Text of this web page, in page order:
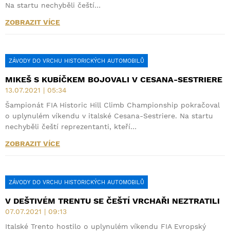
Na startu nechyběli čeští…
ZOBRAZIT VÍCE
ZÁVODY DO VRCHU HISTORICKÝCH AUTOMOBILŮ
MIKEŠ S KUBÍČKEM BOJOVALI V CESANA-SESTRIERE
13.07.2021 | 05:34
Šampionát FIA Historic Hill Climb Championship pokračoval
o uplynulém víkendu v italské Cesana-Sestriere. Na startu
nechyběli čeští reprezentanti, kteří…
ZOBRAZIT VÍCE
ZÁVODY DO VRCHU HISTORICKÝCH AUTOMOBILŮ
V DEŠTIVÉM TRENTU SE ČEŠTÍ VRCHAŘI NEZTRATILI
07.07.2021 | 09:13
Italské Trento hostilo o uplynulém víkendu FIA Evropský